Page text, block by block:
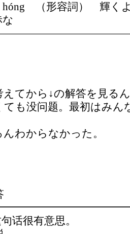
（形容詞） 輝く
な
えてから↓の解答を見る
ても没问题。最初はみん
わからなかった。
话很有意思。